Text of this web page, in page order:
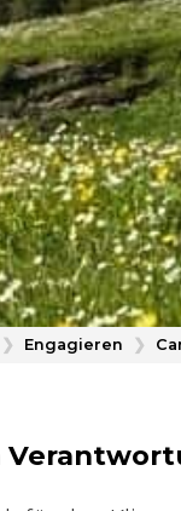
❯ Engagieren ❯